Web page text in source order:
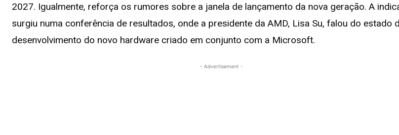
2027. Igualmente, reforça os rumores sobre a janela de lançamento da nova geração. A
surgiu numa conferência de resultados, onde a presidente da AMD, Lisa Su, falou do estado
desenvolvimento do novo hardware criado em conjunto com a Microsoft.
- Advertisement -